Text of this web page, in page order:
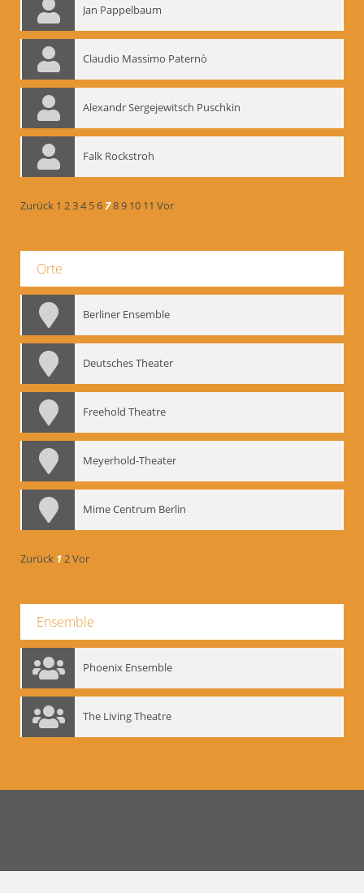
Jan Pappelbaum
Claudio Massimo Paternò
Alexandr Sergejewitsch Puschkin
Falk Rockstroh
Zurück 1 234 56789 10 11 Vor
Orte
Berliner Ensemble
Deutsches Theater
Freehold Theatre
Meyerhold-Theater
Mime Centrum Berlin
Zurück 12Vor
Ensemble
Phoenix Ensemble
The Living Theatre